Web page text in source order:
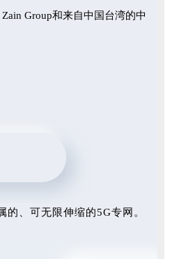
Group和来自中国台湾的中
、可无限伸缩的5G专网。